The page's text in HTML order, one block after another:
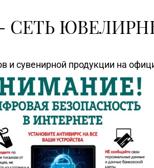
СЕТЬ
и сувенирной продукции на